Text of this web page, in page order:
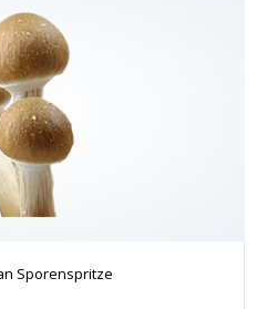
Sporenspritze